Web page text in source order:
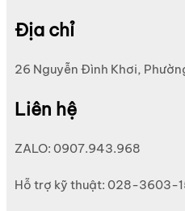
Địa chỉ
26 Nguyễn Đình Khơi,
Liên hệ
ZALO: 0907.943.968
Hỗ trợ kỹ thuật: 028-